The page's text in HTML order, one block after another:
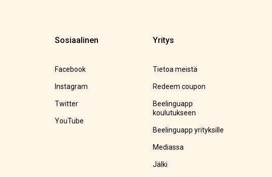
Sosiaalinen
Facebook
Instagram
Twitter
YouTube
Yritys
Tietoa meistä
Redeem coupon
Beelinguapp
koulutukseen
Beelinguapp yrityksille
Mediassa
Jälki